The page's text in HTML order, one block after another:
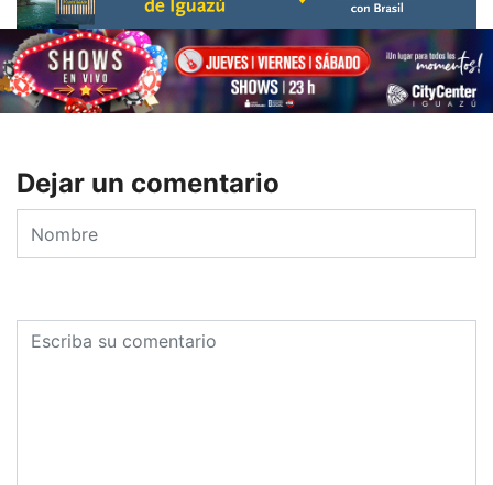
Dejar un comentario